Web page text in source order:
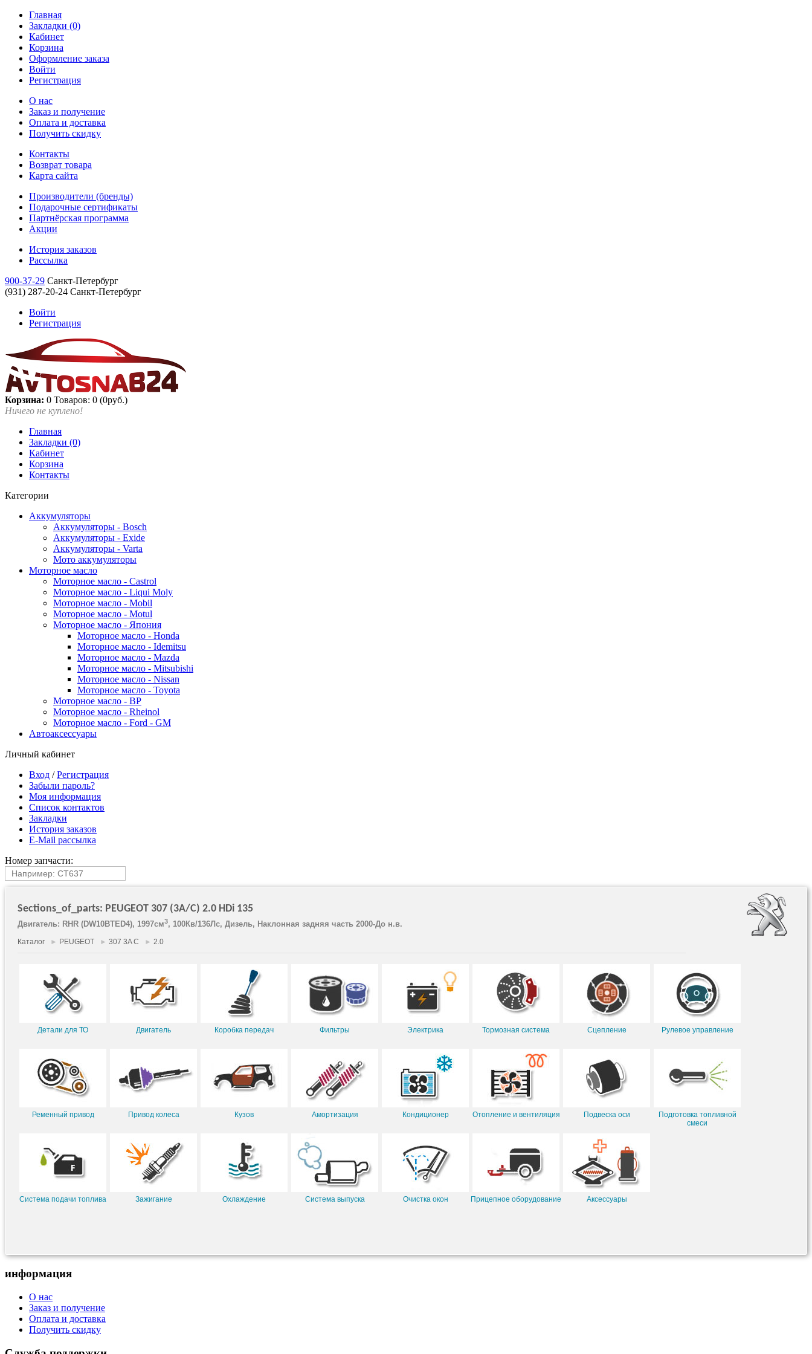
Главная
Закладки (0)
Кабинет
Корзина
Оформление заказа
Войти
Регистрация
О нас
Заказ и получение
Оплата и доставка
Получить скидку
Контакты
Возврат товара
Карта сайта
Производители (бренды)
Подарочные сертификаты
Партнёрская программа
Акции
История заказов
Рассылка
900-37-29 Санкт-Петербург
(931) 287-20-24 Санкт-Петербург
Войти
Регистрация
Корзина: 0 Товаров: 0 (0руб.)
Ничего не куплено!
Главная
Закладки (0)
Кабинет
Корзина
Контакты
Категории
Аккумуляторы
Аккумуляторы - Bosch
Аккумуляторы - Exide
Аккумуляторы - Varta
Мото аккумуляторы
Моторное масло
Моторное масло - Castrol
Моторное масло - Liqui Moly
Моторное масло - Mobil
Моторное масло - Motul
Моторное масло - Япония
Моторное масло - Honda
Моторное масло - Idemitsu
Моторное масло - Mazda
Моторное масло - Mitsubishi
Моторное масло - Nissan
Моторное масло - Toyota
Моторное масло - BP
Моторное масло - Rheinol
Моторное масло - Ford - GM
Автоаксессуары
Личный кабинет
Вход /Регистрация
Забыли пароль?
Моя информация
Список контактов
Закладки
История заказов
E-Mail рассылка
Номер запчасти:
Sections_of_parts: PEUGEOT 307 (3A/C) 2.0 HDi 135
Двигатель: RHR (DW10BTED4), 1997см3, 100Кв/136Лс, Дизель, Наклонная задняя часть 2000-До н.в.
Каталог ► PEUGEOT ► 307 3A C ► 2.0
Детали для ТО Двигатель Коробка передач Фильтры Электрика Тормозная система Сцепление Рулевое управление
Ременный привод Привод колеса Кузов Амортизация Кондиционер Отопление и вентиляция Подвеска оси
Подготовка топливной
смеси
Система подачи топлива Зажигание Охлаждение Система выпуска Очистка окон Прицепное оборудование Аксессуары
информация
О нас
Заказ и получение
Оплата и доставка
Получить скидку